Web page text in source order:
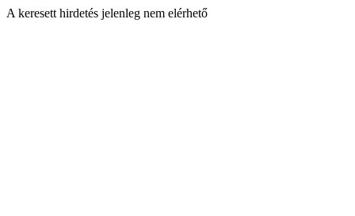
A keresett hirdetés jelenleg nem elérhető